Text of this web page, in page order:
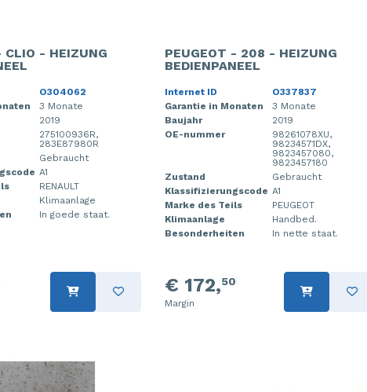
CLIO - HEIZUNG
O304062
3 Monate
2019
275100936R,
283E87980R
Gebraucht
A1
RENAULT
Klimaanlage
In goede staat.
PEUGEOT - 208 - HEIZUNG
BEDIENPANEEL
Internet ID
O337837
Garantie in Monaten
3 Monate
Baujahr
2019
OE-nummer
98261078XU,
98234571DX,
9823457080,
9823457180
Zustand
Gebraucht
Klassifizierungscode A1
Marke des Teils
PEUGEOT
Klimaanlage
Handbed.
Besonderheiten
In nette staat.
€ 172,50
Margin